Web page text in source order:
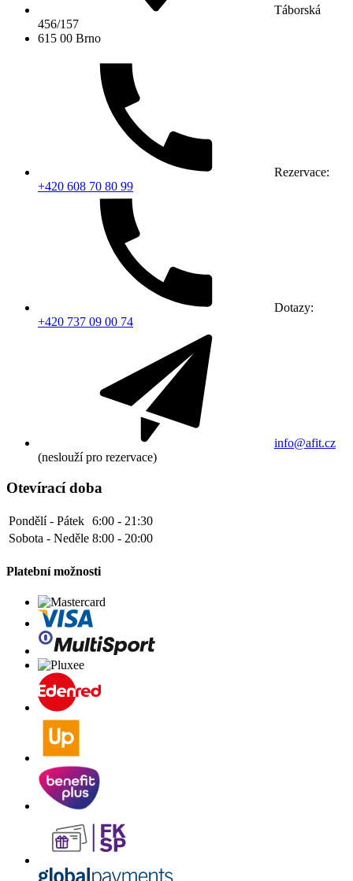
Táborská
456/157
615 00 Brno
Rezervace:
+420 608 70 80 99
Dotazy:
+420 737 09 00 74
info@afit.cz
(neslouží pro rezervace)
Otevírací doba
Pondělí - Pátek 6:00 - 21:30
Sobota - Neděle 8:00 - 20:00
Platební možnosti